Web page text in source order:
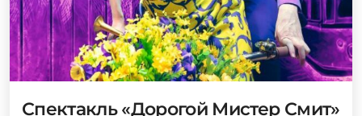
Спектакль «Дорогой Мистер Смит»